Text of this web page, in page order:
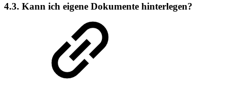
4.3. Kann ich eigene Dokumente hinterlegen?